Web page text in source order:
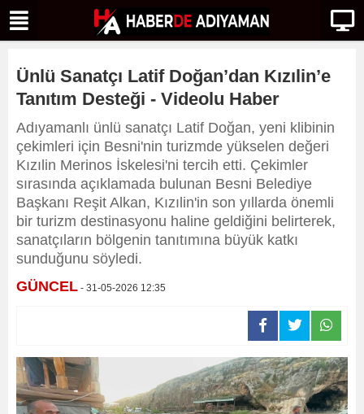
Ünlü Sanatçı Latif Doğan’dan Kızılin’e
Tanıtım Desteği - Videolu Haber
Adıyamanlı ünlü sanatçı Latif Doğan, yeni klibinin
çekimleri için Besni'nin turizmde yükselen değeri
Kızılin Merinos İskelesi'ni tercih etti. Çekimler
sırasında açıklamada bulunan Besni Belediye
Başkanı Reşit Alkan, Kızılin'in son yıllarda önemli
bir turizm destinasyonu haline geldiğini belirterek,
sanatçıların bölgenin tanıtımına büyük katkı
sunduğunu söyledi.
GÜNCEL - 31-05-2026 12:35